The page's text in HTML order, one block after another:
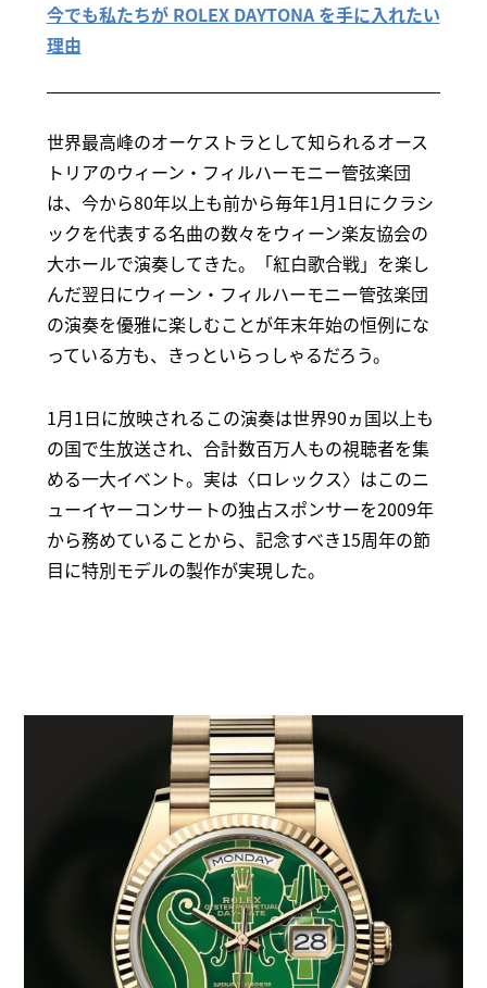
今でも私たちが ROLEX DAYTONA を手に入れたい
理由
世界最高峰のオーケストラとして知られるオース
トリアのウィーン・フィルハーモニー管弦楽団
は、今から80年以上も前から毎年1月1日にクラシ
ックを代表する名曲の数々をウィーン楽友協会の
大ホールで演奏してきた。「紅白歌合戦」を楽し
んだ翌日にウィーン・フィルハーモニー管弦楽団
の演奏を優雅に楽しむことが年末年始の恒例にな
っている方も、きっといらっしゃるだろう。
1月1日に放映されるこの演奏は世界90ヵ国以上も
の国で生放送され、合計数百万人もの視聴者を集
める一大イベント。実は〈ロレックス〉はこのニ
ューイヤーコンサートの独占スポンサーを2009年
から務めていることから、記念すべき15周年の節
目に特別モデルの製作が実現した。